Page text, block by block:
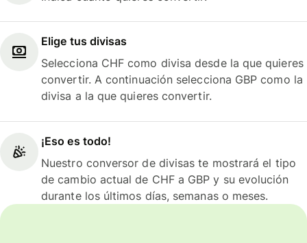
Elige tus divisas
Selecciona CHF como divisa desde la que quieres
convertir. A continuación selecciona GBP como la
divisa a la que quieres convertir.
¡Eso es todo!
Nuestro conversor de divisas te mostrará el tipo
de cambio actual de CHF a GBP y su evolución
durante los últimos días, semanas o meses.